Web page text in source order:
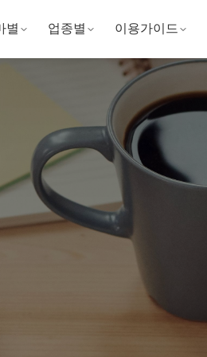
별 업종별 이용가이드